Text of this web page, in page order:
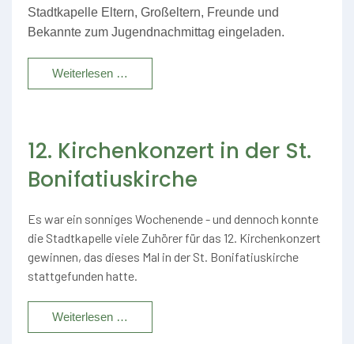
Stadtkapelle Eltern, Großeltern, Freunde und
Bekannte zum Jugendnachmittag eingeladen.
Weiterlesen …
12. Kirchenkonzert in der St.
Bonifatiuskirche
Es war ein sonniges Wochenende - und dennoch konnte
die Stadtkapelle viele Zuhörer für das 12. Kirchenkonzert
gewinnen, das dieses Mal in der St. Bonifatiuskirche
stattgefunden hatte.
Weiterlesen …